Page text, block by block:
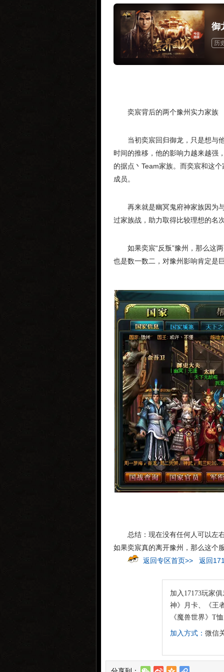
御
历
奕宸背后的两个豫州实力家族
当初奕宸回归御龙，只是想与
时间的推移，他的影响力越来越强
的据点丶Team家族。而奕宸和这
成员。
再来就是幽冥鬼府神家族因为
过家族战，助力取得比较理想的名
如果奕宸“反叛”豫州，那么这
也是数一数二，对豫州影响肯定是
总结：现在没有任何人可以左
如果奕宸真的离开豫州，那么这个
返回专区首页>>
返回
加入17173玩家
神》月卡、《王
《魔兽世界》T
加入方式： 微信